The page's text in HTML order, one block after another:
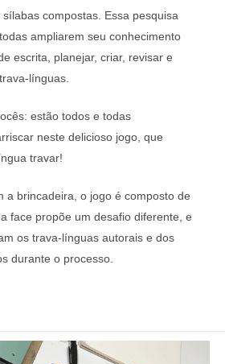
compostas. Essa pesquisa
ampliarem seu conhecimento
escrita, planejar, criar, revisar e
línguas.
estão todos e todas
neste delicioso jogo, que
travar!
a brincadeira, o jogo é composto de
face propõe um desafio diferente, e
os trava-línguas autorais e dos
durante o processo.